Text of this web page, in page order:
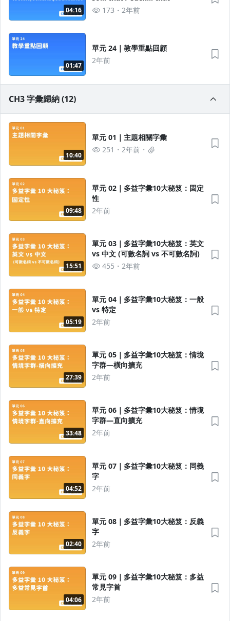
04:16
173
2年前
01:47
單元 24｜教學重點回顧
2年前
CH3 字彙歸納 (12)
10:40
單元 01｜主題相關字彙
251
2年前
09:48
單元 02｜多益字彙10大秘笈：固定
性
2年前
15:51
單元 03｜多益字彙10大秘笈：英文
vs 中文 (可數名詞 vs 不可數名詞)
455
2年前
05:19
單元 04｜多益字彙10大秘笈：一般
vs 特定
2年前
27:39
單元 05｜多益字彙10大秘笈：情境
字群—橫向擴充
2年前
33:48
單元 06｜多益字彙10大秘笈：情境
字群—直向擴充
2年前
04:52
單元 07｜多益字彙10大秘笈：同義
字
2年前
02:40
單元 08｜多益字彙10大秘笈：反義
字
2年前
04:06
單元 09｜多益字彙10大秘笈：多益
常見字首
2年前